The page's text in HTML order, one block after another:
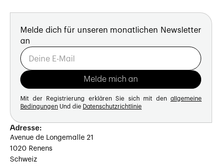
Melde dich für unseren monatlichen Newsletter
an
Mit der Registrierung erklären Sie sich mit den allgemeine
Bedingungen Und die Datenschutzrichtlinie
Adresse:
Avenue de Longemalle 21
1020 Renens
Schweiz